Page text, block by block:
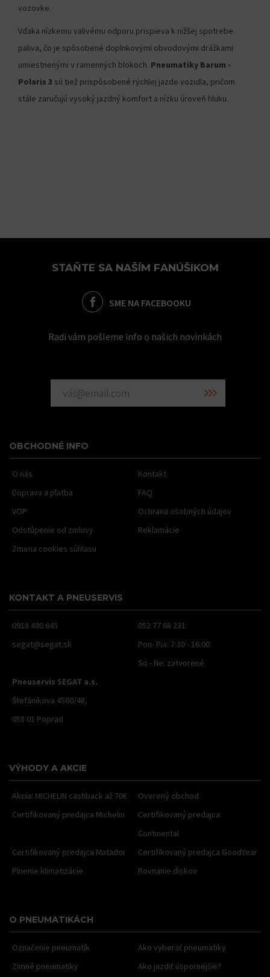
vozovke.
Vďaka nízkemu valivému odporu prispieva k nižšej spotrebe
paliva, čo je spôsobené doplnkovými obvodovými drážkami
umiestnenými v ramenných blokoch. Pneumatiky Barum -
Polaris 3 sú tiež prispôsobené rýchlej jazde vozidla, pričom
stále zaručujú vysoký jazdný komfort a nízku úroveň hluku.
STAŇTE SA NAŠÍM FANÚŠIKOM
SME NA FACEBOOKU
Radi vám pošleme info o našich novinkách
OBCHODNÉ INFO
O nás
Kontakt
Doprava a platba
FAQ
VOP
Ochrana osobných údajov
Odstúpenie od zmluvy
Reklamácie
Zmena cookies súhlasu
KONTAKT A PNEUSERVIS
0918 490 645
052 77 68 231
segat@segat.sk
Pon- Pia: 7:30 - 16:00
So - Ne: zatvorené
Pneuservis SEGAT a.s.
Štefánikova 4560/48,
058 01 Poprad
VÝHODY A AKCIE
Akcia: MICHELIN cashback až 70€
Overený obchod
Certifikovaný predajca Michelin
Certifikovaný predajca
Continental
Certifikovaný predajca Matador
Certifikovaný predajca GoodYear
Plnenie klimatizácie
Rovnanie diskov
O PNEUMATIKÁCH
Označenie pneumatík
Ako vyberať pneumatiky
Zimné pneumatiky
Ako jazdiť úspornejšie?